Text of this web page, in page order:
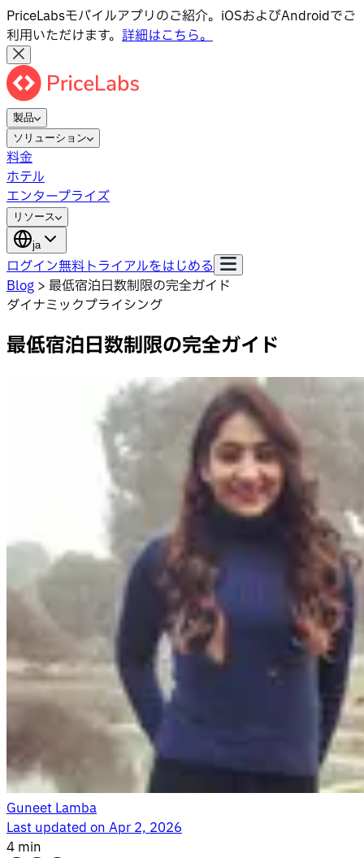
PriceLabsモバイルアプリのご紹介。iOSおよびAndroidでご
利用いただけます。 詳細はこちら。
製品
ソリューション
料金
ホテル
エンタープライズ
リソース
ja
ログイン無料トライアルをはじめる
Blog > 最低宿泊日数制限の完全ガイド
ダイナミックプライシング
最低宿泊日数制限の完全ガイド
Guneet Lamba
Last updated onApr 2, 2026
4 min